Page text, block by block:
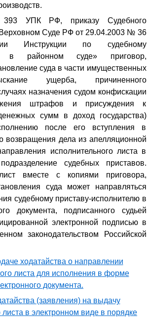
393 УПК РФ, приказу Судебного
Суде РФ от 29.04.2003 № 36
Инструкции по судебному
в районном суде» приговор,
суда в части имущественных
ущерба, причиненного
назначения судом конфискации
штрафов и присуждения к
сумм в доход государства)
после его вступления в
возвращения дела из апелляционной
исполнительного листа в
судебных приставов.
вместе с копиями приговора,
суда может направляться
судебному приставу-исполнителю в
документа, подписанного судьей
электронной подписью в
законодательством Российской
ходатайства о направлении
листа для исполнения в форме
документа.
(заявления) на выдачу
листа в электронном виде в порядке